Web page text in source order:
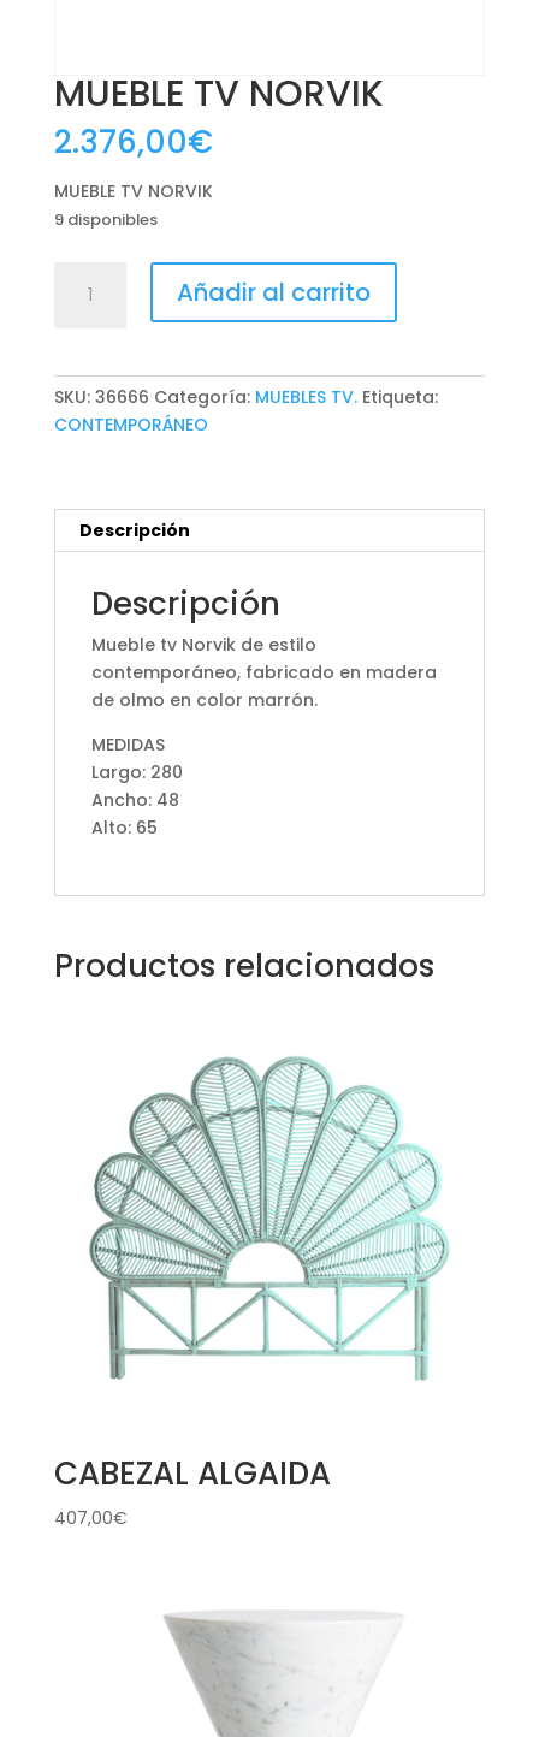
MUEBLE TV NORVIK
2.376,00€
MUEBLE TV NORVIK
9 disponibles
Añadir al carrito
SKU: 36666 Categoría: MUEBLES TV. Etiqueta:
CONTEMPORÁNEO
Descripción
Descripción
Mueble tv Norvik de estilo
contemporáneo, fabricado en madera
de olmo en color marrón.
MEDIDAS
Largo: 280
Ancho: 48
Alto: 65
Productos relacionados
CABEZAL ALGAIDA
407,00€